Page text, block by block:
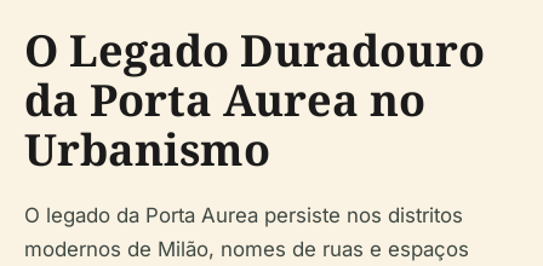
O Legado Duradouro
da Porta Aurea no
Urbanismo
O legado da Porta Aurea persiste nos distritos
modernos de Milão, nomes de ruas e espaços